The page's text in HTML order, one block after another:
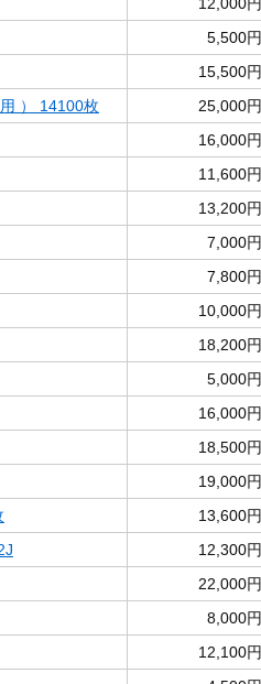
5,500円
15,500円
） 14100枚
25,000円
16,000円
11,600円
13,200円
7,000円
7,800円
10,000円
18,200円
5,000円
16,000円
18,500円
19,000円
13,600円
12,300円
22,000円
8,000円
12,100円